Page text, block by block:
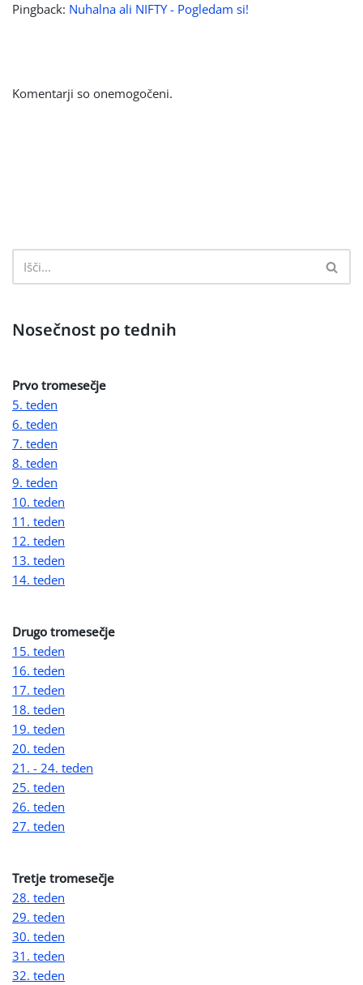
Pingback: Nuhalna ali NIFTY - Pogledam si!
Komentarji so onemogočeni.
Nosečnost po tednih
Prvo tromesečje
5. teden
6. teden
7. teden
8. teden
9. teden
10. teden
11. teden
12. teden
13. teden
14. teden
Drugo tromesečje
15. teden
16. teden
17. teden
18. teden
19. teden
20. teden
21. - 24. teden
25. teden
26. teden
27. teden
Tretje tromesečje
28. teden
29. teden
30. teden
31. teden
32. teden